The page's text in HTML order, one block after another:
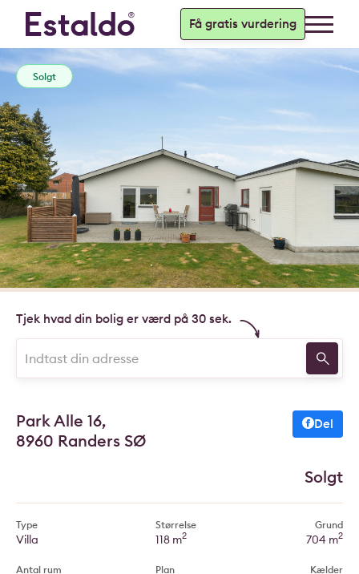
Få gratis vurdering
Solgt
Tjek hvad din bolig er værd på 30 sek.
Park Alle 16,
8960 Randers SØ
Del
Solgt
Type
Villa
Antal rum
Størrelse
118 m2
Plan
Grund
704 m2
Kælder